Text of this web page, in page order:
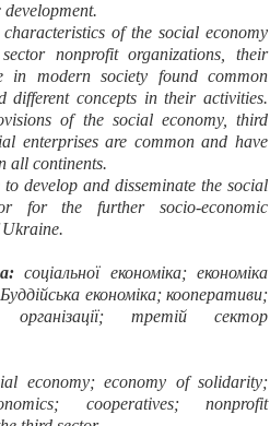
of the social economy
nonprofit organizations, their
in modern society found common
different concepts in their activities.
of the social economy, third
enterprises are common and have
all continents.
develop and disseminate the social
for the further socio-economic
Ukraine.
соціальної економіка; економіка
економіка; кооперативи;
організації; третій сектор
economy; economy of solidarity;
cooperatives; nonprofit